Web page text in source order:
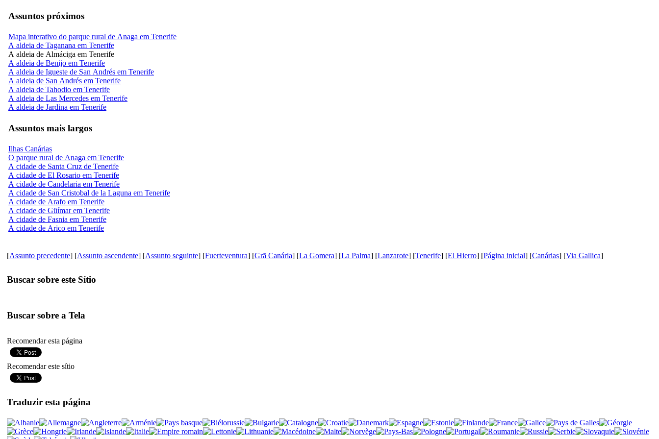
Assuntos próximos
Mapa interativo do parque rural de Anaga em Tenerife
A aldeia de Taganana em Tenerife
A aldeia de Almáciga em Tenerife
A aldeia de Benijo em Tenerife
A aldeia de Igueste de San Andrés em Tenerife
A aldeia de San Andrés em Tenerife
A aldeia de Tahodio em Tenerife
A aldeia de Las Mercedes em Tenerife
A aldeia de Jardina em Tenerife
Assuntos mais largos
Ilhas Canárias
O parque rural de Anaga em Tenerife
A cidade de Santa Cruz de Tenerife
A cidade de El Rosario em Tenerife
A cidade de Candelaria em Tenerife
A cidade de San Cristobal de la Laguna em Tenerife
A cidade de Arafo em Tenerife
A cidade de Güímar em Tenerife
A cidade de Fasnia em Tenerife
A cidade de Arico em Tenerife
[Assunto precedente] [Assunto ascendente] [Assunto seguinte] [Fuerteventura] [Grã Canária] [La Gomera] [La Palma] [Lanzarote] [Tenerife] [El Hierro] [Página inicial] [Canárias] [Via Gallica]
Buscar sobre este Sítio
Buscar sobre a Tela
Recomendar esta página
Recomendar este sítio
Traduzir esta página